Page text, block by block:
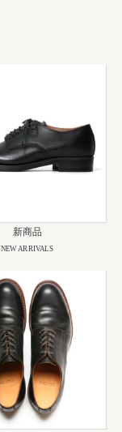
新商品
NEW ARRIVALS